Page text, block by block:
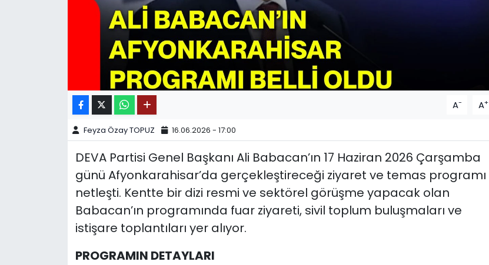
A- A+
Feyza Özay TOPUZ 16.06.2026 - 17:00
DEVA Partisi Genel Başkanı Ali Babacan’ın 17 Haziran 2026 Çarşamba
günü Afyonkarahisar’da gerçekleştireceği ziyaret ve temas programı
netleşti. Kentte bir dizi resmi ve sektörel görüşme yapacak olan
Babacan’ın programında fuar ziyareti, sivil toplum buluşmaları ve
istişare toplantıları yer alıyor.
PROGRAMIN DETAYLARI